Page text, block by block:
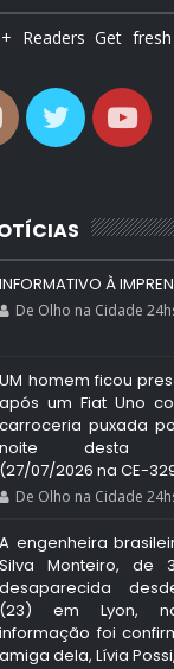
Readers Get
INFORMATIVO À
De Olho na Cidade
UM homem ficou
após um Fiat Uno
carroceria puxada
noite desta
(27/07/2026 na CE-
De Olho na Cidade
A engenheira
Silva Monteiro, de
desaparecida
(23) em Lyon,
informação foi
amiga dela, Lívia